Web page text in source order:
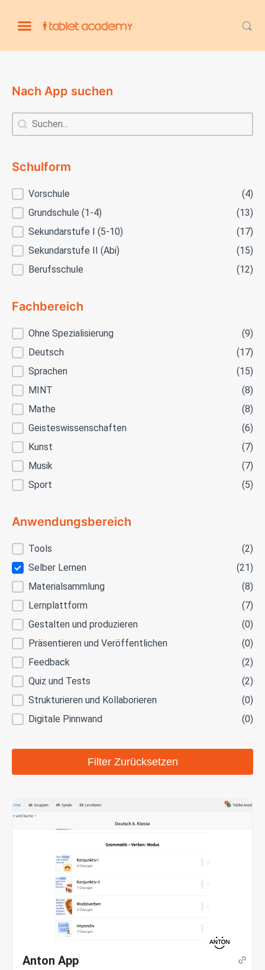
Nach App suchen
Nach App suchen
Nach App suchen
Schulform
Schulform
Vorschule
(4)
Grundschule (1-4)
(13)
Sekundarstufe I (5-10)
(17)
Sekundarstufe II (Abi)
(15)
Berufsschule
(12)
Fachbereich
Fachbereich
Ohne Spezialisierung
(9)
Deutsch
(17)
Sprachen
(15)
MINT
(8)
Mathe
(8)
Geisteswissenschaften
(6)
Kunst
(7)
Musik
(7)
Sport
(5)
Anwendungsbereich
Anwendungsbereich
Tools
(2)
Selber Lernen
(21)
Materialsammlung
(8)
Lernplattform
(7)
Gestalten und produzieren
(0)
Präsentieren und Veröffentlichen
(0)
Feedback
(2)
Quiz und Tests
(2)
Strukturieren und Kollaborieren
(0)
Digitale Pinnwand
(0)
Filter Zurücksetzen
Anton App